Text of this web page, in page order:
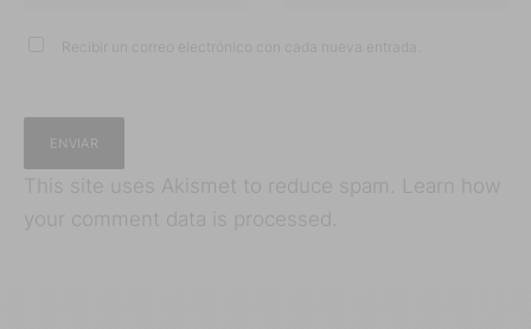
Recibir un correo electrónico con cada nueva entrada.
This site uses Akismet to reduce spam.
Learn how
your comment data is processed.